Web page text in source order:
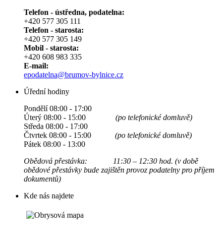
Telefon - ústředna, podatelna:
+420 577 305 111
Telefon - starosta:
+420 577 305 149
Mobil - starosta:
+420 608 983 335
E-mail:
epodatelna@brumov-bylnice.cz
Úřední hodiny
Pondělí 08:00 - 17:00
Úterý 08:00 - 15:00 (po telefonické domluvě)
Středa 08:00 - 17:00
Čtvrtek 08:00 - 15:00 (po telefonické domluvě)
Pátek 08:00 - 13:00
Obědová přestávka: 11:30 – 12:30 hod. (v době
obědové přestávky bude zajištěn provoz podatelny pro příjem
dokumentů)
Kde nás najdete